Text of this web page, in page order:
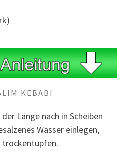
KEBABI
Länge nach in Scheiben
Wasser einlegen,
trockentupfen.